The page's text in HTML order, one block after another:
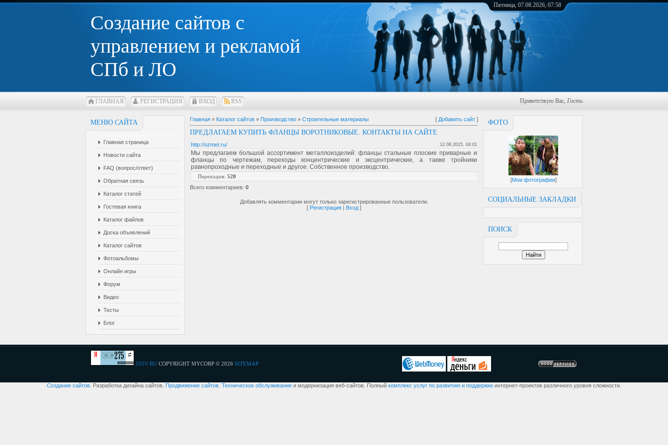
Создание сайтов с
управлением и рекламой
СПб и ЛО
Пятница, 07.08.2026, 07:58
ГЛАВНАЯ РЕГИСТРАЦИЯ ВХОД RSS Приветствую Вас, Гость
МЕНЮ САЙТА
Главная страница
Новости сайта
FAQ (вопрос/ответ)
Обратная связь
Каталог статей
Гостевая книга
Каталог файлов
Доска объявлений
Каталог сайтов
Фотоальбомы
Онлайн игры
Форум
Видео
Тесты
Блог
ФОТО
[Мои фотографии]
СОЦИАЛЬНЫЕ ЗАКЛАДКИ
ПОИСК
Главная » Каталог сайтов » Производство » Строительные материалы [ Добавить сайт ]
ПРЕДЛАГАЕМ КУПИТЬ ФЛАНЦЫ ВОРОТНИКОВЫЕ. КОНТАКТЫ НА САЙТЕ
http://ozmet.ru/ 12.08.2015, 04:01
Мы предлагаем большой ассортимент металлоизделий: фланцы стальные плоские приварные и
фланцы по чертежам, переходы концентрические и эксцентрические, а также тройники
равнопроходные и переходные и другое. Собственное производство.
Переходов: 520
Всего комментариев: 0
Добавлять комментарии могут только зарегистрированные пользователи.
[ Регистрация | Вход ]
555V.RU COPYRIGHT MYCORP © 2026 SITEMAP
Создание сайтов . Разработка дизайна сайтов. Продвижение сайтов Техническое обслуживание и модернизация веб-сайтов. Полный комплекс услуг по развитию и поддержке интернет-проектов различного уровня сложности.